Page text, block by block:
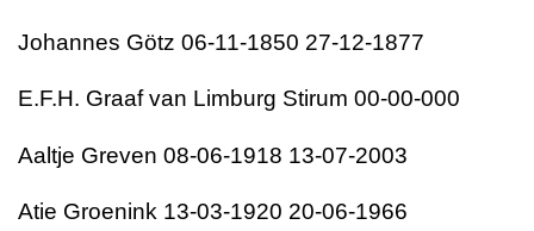
Johannes Götz 06-11-1850 27-12-1877
E.F.H. Graaf van Limburg Stirum 00-00-000
Aaltje Greven 08-06-1918 13-07-2003
Atie Groenink 13-03-1920 20-06-1966